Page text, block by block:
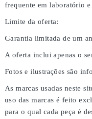
frequente em laboratório e
Limite da oferta:
Garantia limitada de um
A oferta inclui apenas o
Fotos e ilustrações são
As marcas usadas neste
uso das marcas é feito
para o qual cada peça é